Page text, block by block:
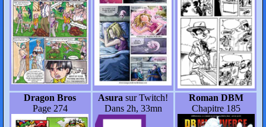
Dragon Bros
Page 274
Asura sur Twitch!
Dans 2h, 33mn
Roman DBM
Chapitre 185